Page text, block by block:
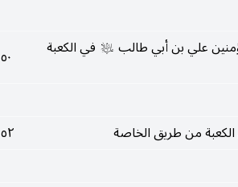
علي بن أبي طالب عليه‌السلام في الكعبة
٥٠
من طريق الخاصة
٥٢